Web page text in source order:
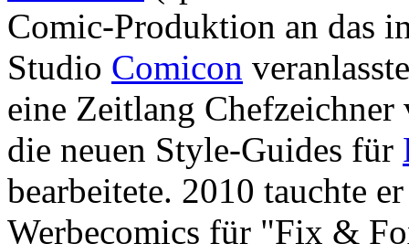
Comic-Produktion an das
Studio Comicon
eine Zeitlang
die neuen Style-Guides für
bearbeitete. 2010 tauchte
Werbecomics für "Fix &